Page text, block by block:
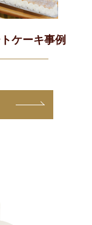
ケーキ事例